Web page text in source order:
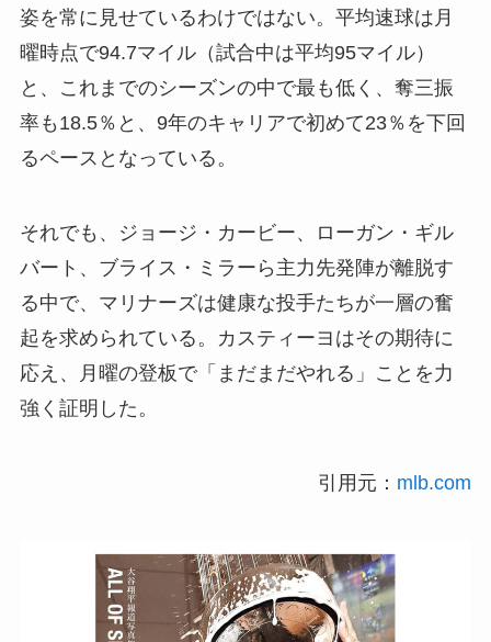
姿を常に見せているわけではない。平均速球は月
曜時点で94.7マイル（試合中は平均95マイル）
と、これまでのシーズンの中で最も低く、奪三振
率も18.5％と、9年のキャリアで初めて23％を下回
るペースとなっている。
それでも、ジョージ・カービー、ローガン・ギル
バート、ブライス・ミラーら主力先発陣が離脱す
る中で、マリナーズは健康な投手たちが一層の奮
起を求められている。カスティーヨはその期待に
応え、月曜の登板で「まだまだやれる」ことを力
強く証明した。
引用元： mlb.com